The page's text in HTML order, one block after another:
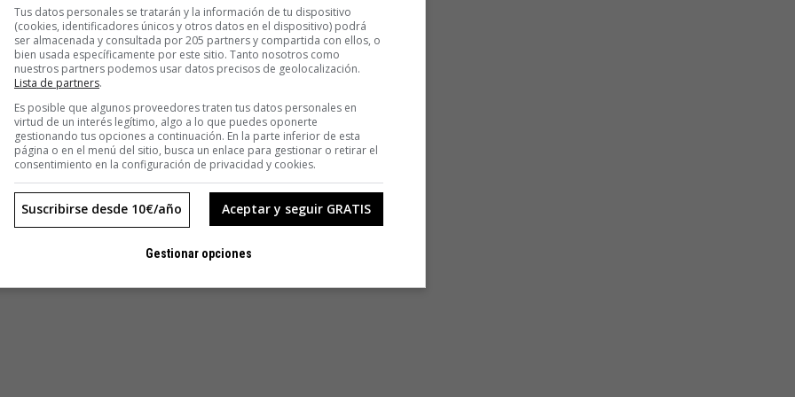
y algún día, muchas de estas cuestiones podrían dejar de
por lo que llegará un momento en que no podamos
hay que tomarse la cosa con calma. Sólo el 4% del
y energía oscura por lo que el universo
de atormentarse.
Tus datos personales se tratarán y la información de tu dispositivo
(cookies, identificadores únicos y otros datos en el dispositivo) podrá
ser almacenada y consultada por 205 partners y compartida con ellos, o
bien usada específicamente por este sitio. Tanto nosotros como
nuestros partners podemos usar datos precisos de geolocalización.
Lista de partners.
Es posible que algunos proveedores traten tus datos personales en
virtud de un interés legítimo, algo a lo que puedes oponerte
gestionando tus opciones a continuación. En la parte inferior de esta
página o en el menú del sitio, busca un enlace para gestionar o retirar el
consentimiento en la configuración de privacidad y cookies.
Aceptar y seguir GRATIS
Suscribirse desde 10€/año
Gestionar opciones